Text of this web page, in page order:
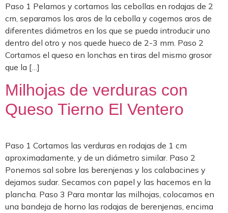
Paso 1 Pelamos y cortamos las cebollas en rodajas de 2
cm, separamos los aros de la cebolla y cogemos aros de
diferentes diámetros en los que se pueda introducir uno
dentro del otro y nos quede hueco de 2-3 mm. Paso 2
Cortamos el queso en lonchas en tiras del mismo grosor
que la […]
Milhojas de verduras con
Queso Tierno El Ventero
Paso 1 Cortamos las verduras en rodajas de 1 cm
aproximadamente, y de un diámetro similar. Paso 2
Ponemos sal sobre las berenjenas y los calabacines y
dejamos sudar. Secamos con papel y las hacemos en la
plancha. Paso 3 Para montar las milhojas, colocamos en
una bandeja de horno las rodajas de berenjenas, encima